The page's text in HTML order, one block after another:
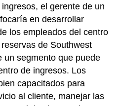
el gerente de un
en desarrollar
los empleados del centro
de Southwest
un segmento que puede
de ingresos. Los
capacitados para
al cliente, manejar las